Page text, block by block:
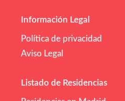
Información Legal
Política de privacidad
Aviso Legal
Listado de Residencias